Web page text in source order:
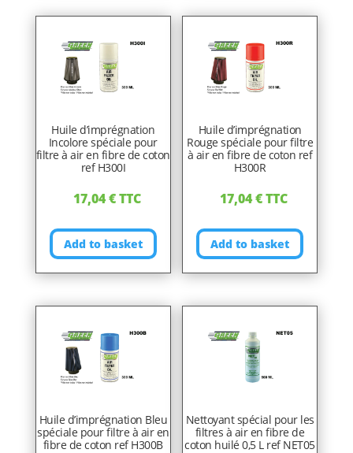
Huile d’imprégnation
Incolore spéciale pour
filtre à air en fibre de coton
ref H300I
17,04€TTC
Add to basket
Huile d’imprégnation
Rouge spéciale pour filtre
à air en fibre de coton ref
H300R
17,04€TTC
Add to basket
Huile d’imprégnation Bleu
spéciale pour filtre à air en
fibre de coton ref H300B
Nettoyant spécial pour les
filtres à air en fibre de
coton huilé 0,5 L ref NET05